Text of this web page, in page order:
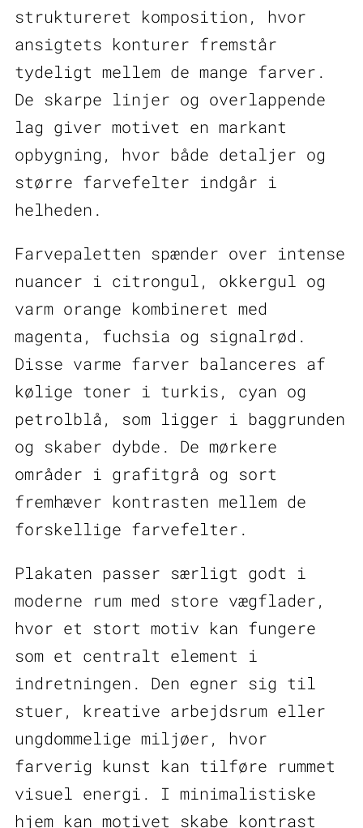
struktureret komposition, hvor
ansigtets konturer fremstår
tydeligt mellem de mange farver.
De skarpe linjer og overlappende
lag giver motivet en markant
opbygning, hvor både detaljer og
større farvefelter indgår i
helheden.
Farvepaletten spænder over intense
nuancer i citrongul, okkergul og
varm orange kombineret med
magenta, fuchsia og signalrød.
Disse varme farver balanceres af
kølige toner i turkis, cyan og
petrolblå, som ligger i baggrunden
og skaber dybde. De mørkere
områder i grafitgrå og sort
fremhæver kontrasten mellem de
forskellige farvefelter.
Plakaten passer særligt godt i
moderne rum med store vægflader,
hvor et stort motiv kan fungere
som et centralt element i
indretningen. Den egner sig til
stuer, kreative arbejdsrum eller
ungdommelige miljøer, hvor
farverig kunst kan tilføre rummet
visuel energi. I minimalistiske
hjem kan motivet skabe kontrast